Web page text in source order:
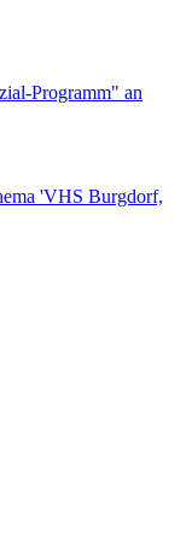
Programm" an
'VHS Burgdorf,